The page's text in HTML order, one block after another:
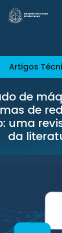
Artigos
de
de
uma
da